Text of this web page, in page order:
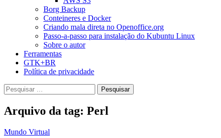
Borg Backup
Conteineres e Docker
Criando mala direta no Openoffice.org
Passo-a-passo para instalação do Kubuntu Linux
Sobre o autor
Ferramentas
GTK+BR
Política de privacidade
Pesquisar
por:
Arquivo da tag: Perl
Mundo Virtual